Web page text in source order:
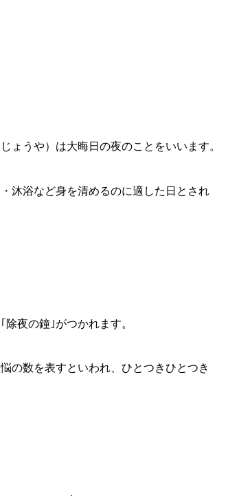
いわれ、ひとつきひとつき
惜しみ、気持ちを